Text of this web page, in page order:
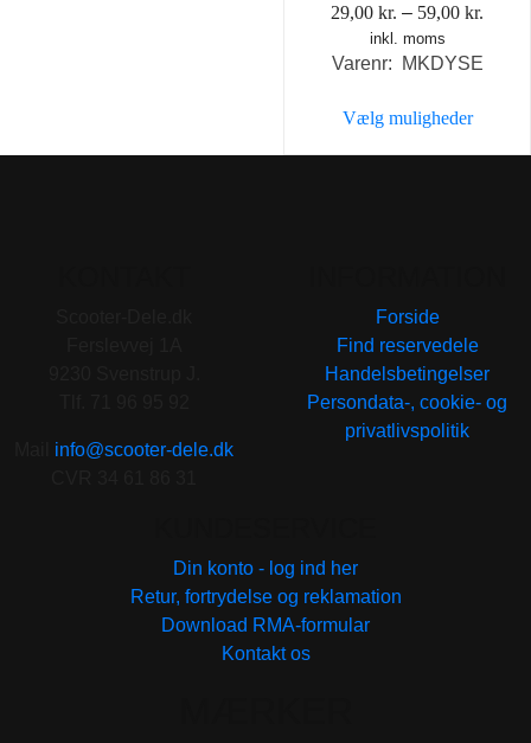
29,00 kr. – 59,00 kr.
inkl. moms
Varenr: MKDYSE
Vælg muligheder
Dette
kan
vælges
på
varesiden
info@scooter-dele.dk
Forside
Find reservedele
Handelsbetingelser
Persondata-, cookie- og
privatlivspolitik
Din konto - log ind her
Retur, fortrydelse og reklamation
Download RMA-formular
Kontakt os